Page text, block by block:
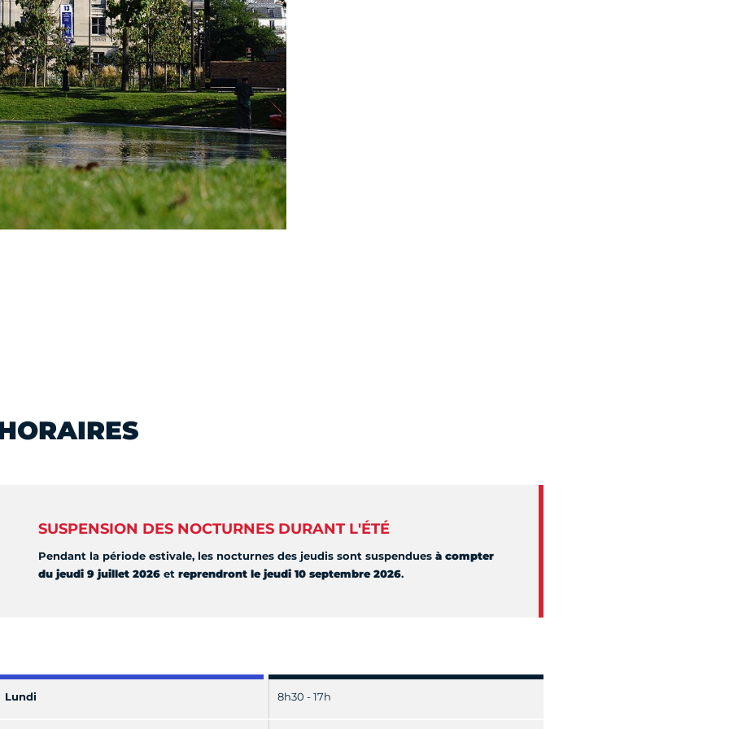
SUSPENSION DES NOCTURNES DURANT L'ÉTÉ
Pendant la période estivale, les nocturnes des jeudis sont suspendues à compter
du jeudi 9 juillet 2026et reprendront le jeudi 10 septembre 2026.
Lundi 8h30 - 17h